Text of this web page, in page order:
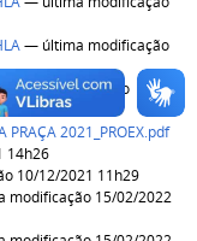
— última modificação
modificação
PRAÇA 2021_PROEX.pdf
14h26
10/12/2021 11h29
modificação 15/02/2022